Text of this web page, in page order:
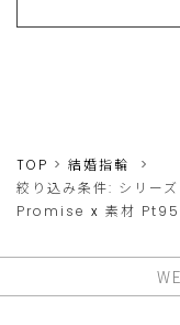
TOP
結婚指輪
絞り込み条件: シリーズ
Promise x 素材